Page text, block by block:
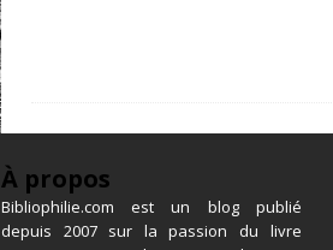
À propos
Bibliophilie.com est un blog publié
depuis 2007 sur la passion du livre